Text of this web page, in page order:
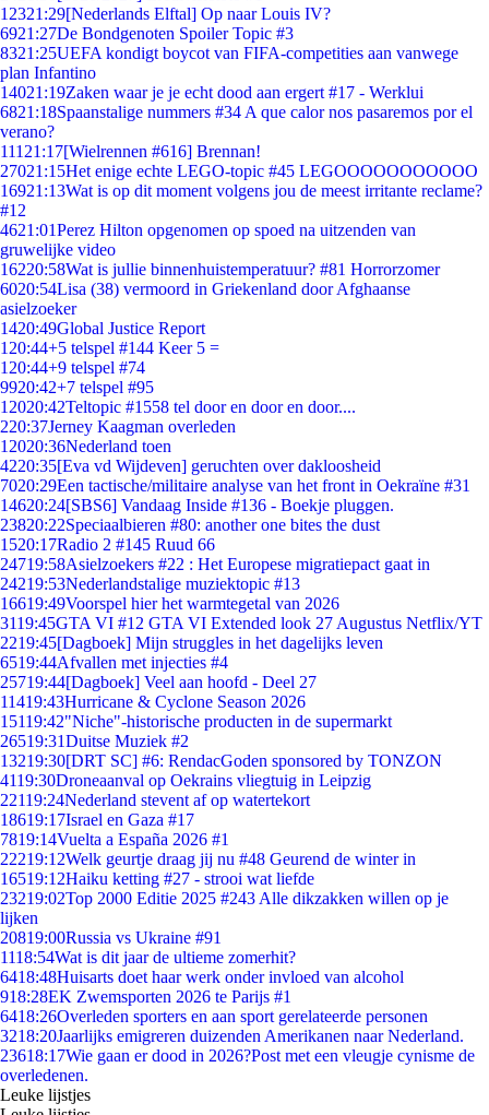
12321:29[Nederlands Elftal] Op naar Louis IV?
6921:27De Bondgenoten Spoiler Topic #3
8321:25UEFA kondigt boycot van FIFA-competities aan vanwege
plan Infantino
14021:19Zaken waar je je echt dood aan ergert #17 - Werklui
6821:18Spaanstalige nummers #34 A que calor nos pasaremos por el
verano?
111 21:17[Wielrennen #616] Brennan!
27021:15Het enige echte LEGO-topic #45 LEGOOOOOOOOOOO
16921:13Wat is op dit moment volgens jou de meest irritante reclame?
#12
4621:01Perez Hilton opgenomen op spoed na uitzenden van
gruwelijke video
16220:58Wat is jullie binnenhuistemperatuur? #81 Horrorzomer
6020:54Lisa (38) vermoord in Griekenland door Afghaanse
asielzoeker
1420:49Global Justice Report
1 20:44+5 telspel #144 Keer 5 =
1 20:44+9 telspel #74
9920:42+7 telspel #95
12020:42Teltopic #1558 tel door en door en door....
220:37Jerney Kaagman overleden
12020:36Nederland toen
4220:35[Eva vd Wijdeven] geruchten over dakloosheid
7020:29Een tactische/militaire analyse van het front in Oekraïne #31
14620:24[SBS6] Vandaag Inside #136 - Boekje pluggen.
23820:22Speciaalbieren #80: another one bites the dust
1520:17Radio 2 #145 Ruud 66
24719:58Asielzoekers #22 : Het Europese migratiepact gaat in
24219:53Nederlandstalige muziektopic #13
16619:49Voorspel hier het warmtegetal van 2026
3119:45GTA VI #12 GTA VI Extended look 27 Augustus Netflix/YT
2219:45[Dagboek] Mijn struggles in het dagelijks leven
6519:44Afvallen met injecties #4
25719:44[Dagboek] Veel aan hoofd - Deel 27
11419:43Hurricane & Cyclone Season 2026
15119:42"Niche"-historische producten in de supermarkt
26519:31Duitse Muziek #2
13219:30[DRT SC] #6: RendacGoden sponsored by TONZON
4119:30Droneaanval op Oekrains vliegtuig in Leipzig
22119:24Nederland stevent af op watertekort
18619:17Israel en Gaza #17
7819:14Vuelta a España 2026 #1
22219:12Welk geurtje draag jij nu #48 Geurend de winter in
16519:12Haiku ketting #27 - strooi wat liefde
23219:02Top 2000 Editie 2025 #243 Alle dikzakken willen op je
lijken
20819:00Russia vs Ukraine #91
1118:54Wat is dit jaar de ultieme zomerhit?
6418:48Huisarts doet haar werk onder invloed van alcohol
918:28EK Zwemsporten 2026 te Parijs #1
6418:26Overleden sporters en aan sport gerelateerde personen
3218:20Jaarlijks emigreren duizenden Amerikanen naar Nederland.
23618:17Wie gaan er dood in 2026?Post met een vleugje cynisme de
overledenen.
Leuke lijstjes